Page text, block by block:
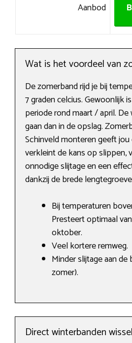
Aanbod
Wat is het voordeel van
De zomerband rijd je bij
7 graden celcius. Gewoonlijk
periode rond maart / april.
gaan dan in de opslag.
Schinveld monteren geeft jou
verkleint de kans op slippen,
onnodige slijtage en een
dankzij de brede
Bij temperaturen
Presteert optimaal
oktober.
Veel kortere remweg.
Minder slijtage aan de
zomer).
Direct winterbanden